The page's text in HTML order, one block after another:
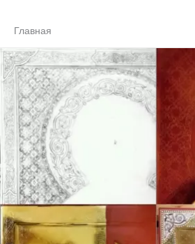
Главная